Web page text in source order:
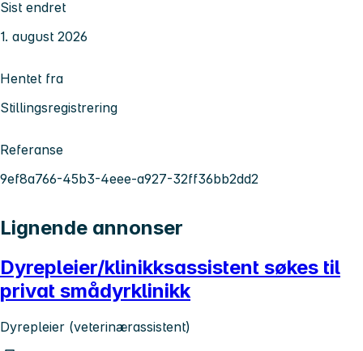
Sist endret
1. august 2026
Hentet fra
Stillingsregistrering
Referanse
9ef8a766-45b3-4eee-a927-32ff36bb2dd2
Lignende annonser
Dyrepleier/klinikksassistent søkes til
privat smådyrklinikk
Dyrepleier (veterinærassistent)